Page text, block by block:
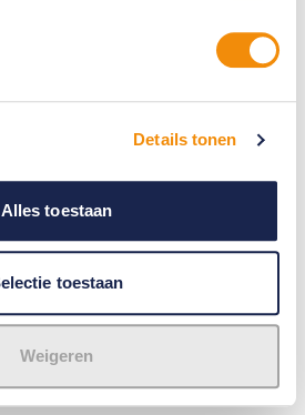
Details tonen
Alles toestaan
toestaan
Weigeren